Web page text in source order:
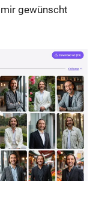
gewünscht